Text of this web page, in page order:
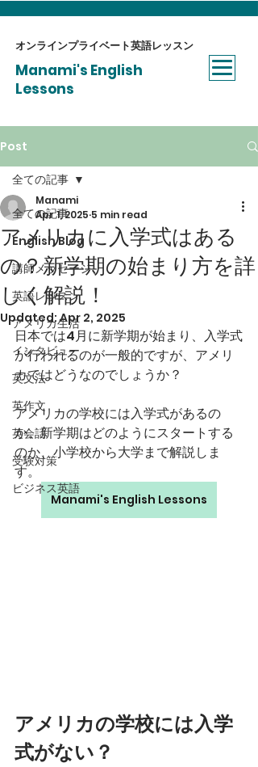
オンラインプライベート​英語レッスン
Manami's English
Lessons
Post
全ての記事
English Blog
講師メッセージ
英語レッスン
アメリカ生活
インタビュー
英文法
英作文
英会話
受験対策
ビジネス英語
全ての記事
アメリカに入学式はある
の？新学期の始まり方を詳
しく解説！
Manami
Apr 1, 2025 5 min read
Updated:Apr 2, 2025
日本では4月に新学期が始まり、入学式
が行われるのが一般的ですが、アメリ
カではどうなのでしょうか？
アメリカの学校には入学式があるの
か、新学期はどのようにスタートする
のか、小学校から大学まで解説しま
す。
Manami's English Lessons
アメリカの学校には入学
式がない？